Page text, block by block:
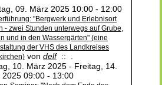
09. März 2025 10:00 - 12:00
"Bergwerk und Erlebnisort
- zwei Stunden unterwegs auf Grube,
und in den Wassergärten" (eine
der VHS des Landkreises
von delf:: .
10. März 2025 - Freitag, 14.
2025 09:00 - 13:00